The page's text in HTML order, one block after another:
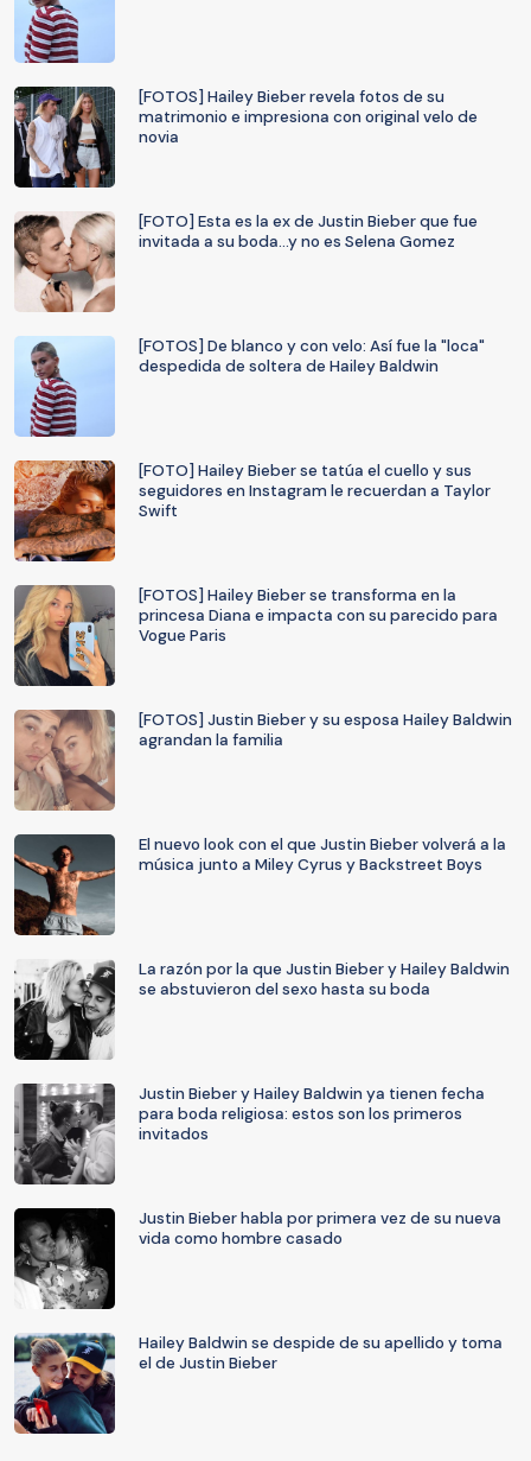
[FOTOS] Hailey Bieber revela fotos de su
matrimonio e impresiona con original velo de
novia
[FOTO] Esta es la ex de Justin Bieber que fue
invitada a su boda…y no es Selena Gomez
[FOTOS] De blanco y con velo: Así fue la "loca"
despedida de soltera de Hailey Baldwin
[FOTO] Hailey Bieber se tatúa el cuello y sus
seguidores en Instagram le recuerdan a Taylor
Swift
[FOTOS] Hailey Bieber se transforma en la
princesa Diana e impacta con su parecido para
Vogue Paris
[FOTOS] Justin Bieber y su esposa Hailey Baldwin
agrandan la familia
El nuevo look con el que Justin Bieber volverá a la
música junto a Miley Cyrus y Backstreet Boys
La razón por la que Justin Bieber y Hailey Baldwin
se abstuvieron del sexo hasta su boda
Justin Bieber y Hailey Baldwin ya tienen fecha
para boda religiosa: estos son los primeros
invitados
Justin Bieber habla por primera vez de su nueva
vida como hombre casado
Hailey Baldwin se despide de su apellido y toma
el de Justin Bieber